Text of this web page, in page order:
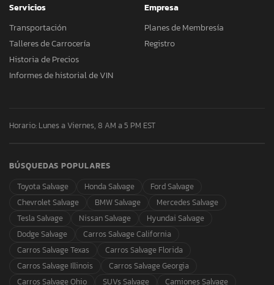
Servicios
Transportación
Talleres de Carrocería
Historia de Precios
Informes de historial de VIN
Empresa
Planes de Membresía
Registro
Horario: Lunes a Viernes, 8 AM a 5 PM EST
BÚSQUEDAS POPULARES
Toyota Salvage
Honda Salvage
Ford Salvage
Chevrolet Salvage
BMW Salvage
Mercedes Salvage
Tesla Salvage
Nissan Salvage
Hyundai Salvage
Dodge Salvage
Carros Salvage California
Carros Salvage Texas
Carros Salvage Florida
Carros Salvage Illinois
Carros Salvage Georgia
Carros Salvage Ohio
SUVs Salvage Camiones Salvage